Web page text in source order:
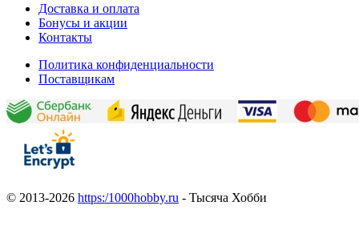
Доставка и оплата
Бонусы и акции
Контакты
Политика конфиденциальности
Поставщикам
© 2013-2026 https:/1000hobby.ru - Тысяча Хобби